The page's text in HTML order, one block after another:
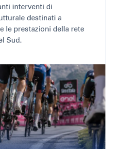
interventi di
destinati a
le prestazioni della rete
Sud.